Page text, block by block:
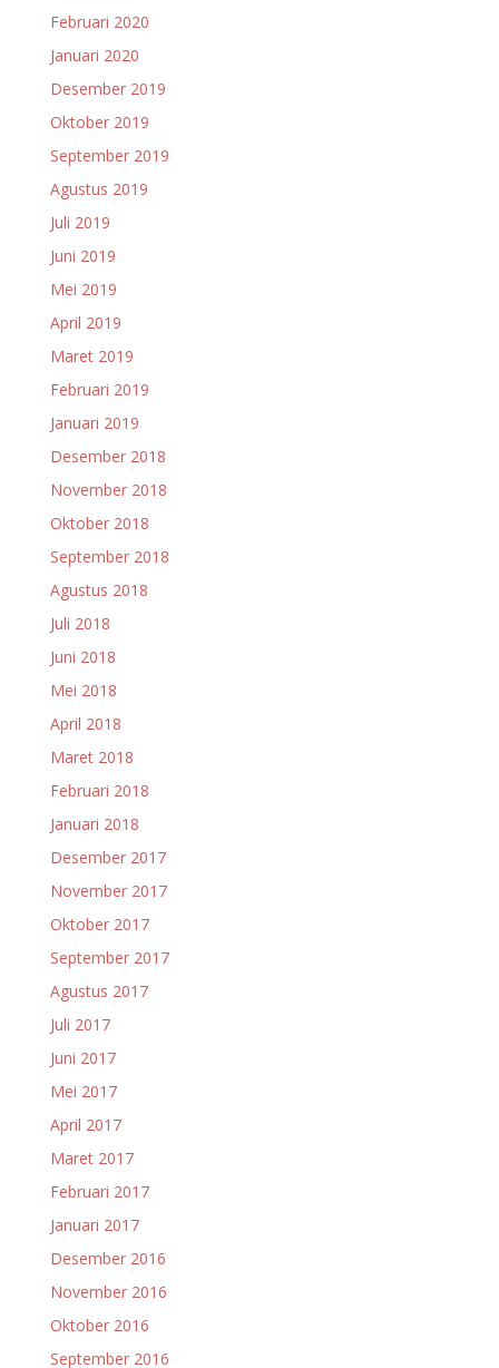
Februari 2020
Januari 2020
Desember 2019
Oktober 2019
September 2019
Agustus 2019
Juli 2019
Juni 2019
Mei 2019
April 2019
Maret 2019
Februari 2019
Januari 2019
Desember 2018
November 2018
Oktober 2018
September 2018
Agustus 2018
Juli 2018
Juni 2018
Mei 2018
April 2018
Maret 2018
Februari 2018
Januari 2018
Desember 2017
November 2017
Oktober 2017
September 2017
Agustus 2017
Juli 2017
Juni 2017
Mei 2017
April 2017
Maret 2017
Februari 2017
Januari 2017
Desember 2016
November 2016
Oktober 2016
September 2016